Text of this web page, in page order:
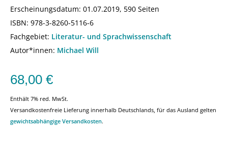
Erscheinungsdatum: 01.07.2019, 590 Seiten
ISBN: 978-3-8260-5116-6
Fachgebiet: Literatur- und Sprachwissenschaft
Autor*innen: Michael Will
68,00 €
Enthält 7% red. MwSt.
Versandkostenfreie Lieferung innerhalb Deutschlands, für das Ausland gelten
gewichtsabhängige Versandkosten.